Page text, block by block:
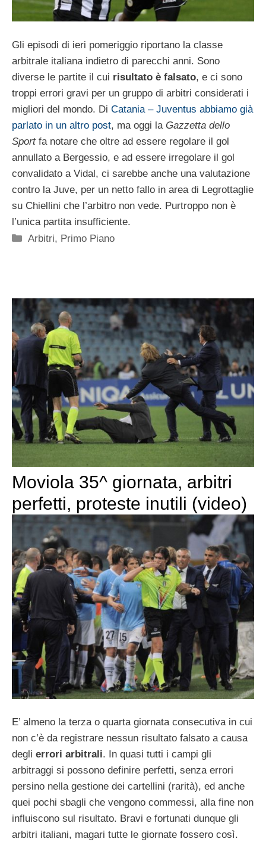
Gli episodi di ieri pomeriggio riportano la classe
arbitrale italiana indietro di parecchi anni. Sono
diverse le partite il cui risultato è falsato, e ci sono
troppi errori gravi per un gruppo di arbitri considerati i
migliori del mondo. Di Catania – Juventus abbiamo già
parlato in un altro post, ma oggi la Gazzetta dello
Sportfa notare che oltre ad essere regolare il gol
annullato a Bergessio, e ad essere irregolare il gol
convalidato a Vidal, ci sarebbe anche una valutazione
contro la Juve, per un netto fallo in area di Legrottaglie
su Chiellini che l’arbitro non vede. Purtroppo non è
l’unica partita insufficiente.
Categorie
Arbitri, Primo Piano
Moviola 35^ giornata, arbitri
perfetti, proteste inutili (video)
E’ almeno la terza o quarta giornata consecutiva in cui
non c’è da registrare nessun risultato falsato a causa
degli errori arbitrali. In quasi tutti i campi gli
arbitraggi si possono definire perfetti, senza errori
persino nella gestione dei cartellini (rarità), ed anche
quei pochi sbagli che vengono commessi, alla fine non
influiscono sul risultato. Bravi e fortunati dunque gli
arbitri italiani, magari tutte le giornate fossero così.